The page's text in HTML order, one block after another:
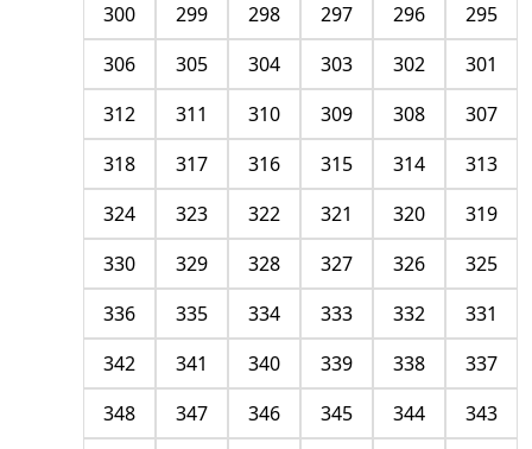
295
296
297
298
299
300
301
302
303
304
305
306
307
308
309
310
311
312
313
314
315
316
317
318
319
320
321
322
323
324
325
326
327
328
329
330
331
332
333
334
335
336
337
338
339
340
341
342
343
344
345
346
347
348